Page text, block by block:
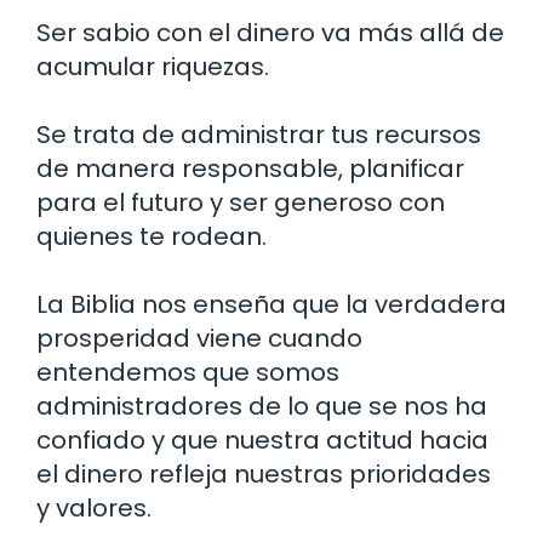
Ser sabio con el dinero va más allá de
acumular riquezas.
Se trata de administrar tus recursos
de manera responsable, planificar
para el futuro y ser generoso con
quienes te rodean.
La Biblia nos enseña que la verdadera
prosperidad viene cuando
entendemos que somos
administradores de lo que se nos ha
confiado y que nuestra actitud hacia
el dinero refleja nuestras prioridades
y valores.